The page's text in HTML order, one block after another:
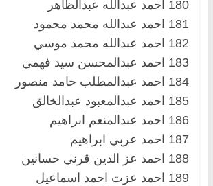
180 احمد عبدالله عبدالظاهر
181 احمد عبدالله محمد محمود
182 احمد عبدالله محمد موسي
183 احمد عبدالمحسن سيد فهمي
184 احمد عبدالمطلب حامد منصور
185 احمد عبدالمعبود عبدالخالق
186 احمد عبدالمنعم ابراهيم
187 احمد عربي ابراهيم
188 احمد عز الدين قرني حسانين
189 احمد عزت احمد اسماعيل